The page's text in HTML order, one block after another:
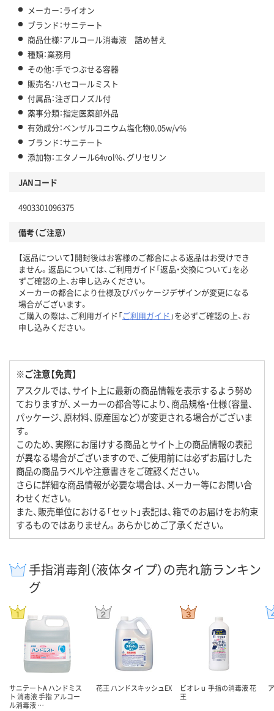
メーカー：ライオン
ブランド：サニテート
商品仕様：アルコール消毒液 詰め替え
種類：業務用
その他：手でつぶせる容器
販売名：ハセコールミスト
付属品：注ぎ口ノズル付
薬事分類：指定医薬部外品
有効成分：ベンザルコニウム塩化物0.05w/v%
ブランド：サニテート
添加物：エタノール64vol%、グリセリン
JANコード
4903301096375
備考（ご注意）
【返品について】開封後はお客様のご都合による返品はお受けでき
ません。返品については、ご利用ガイド「返品・交換について」を必
ずご確認の上、お申し込みください。
メーカーの都合により仕様及びパッケージデザインが変更になる
場合がございます。
ご購入の際は、ご利用ガイド「ご利用ガイド 」を必ずご確認の上、お
申し込みください。
※ご注意【免責】
アスクルでは、サイト上に最新の商品情報を表示するよう努め
ておりますが、メーカーの都合等により、商品規格・仕様（容量、
パッケージ、原材料、原産国など）が変更される場合がございま
す。
このため、実際にお届けする商品とサイト上の商品情報の表記
が異なる場合がございますので、ご使用前には必ずお届けした
商品の商品ラベルや注意書きをご確認ください。
さらに詳細な商品情報が必要な場合は、メーカー等にお問い合
わせください。
また、販売単位における「セット」表記は、箱でのお届けをお約束
するものではありません。あらかじめご了承ください。
手指消毒剤（液体タイプ）の売れ筋ランキン
グ
サニテートA ハンドミス
ト 消毒液 手指 アルコー
ル消毒液 …
花王 ハンドスキッシュEX
ビオレｕ 手指の消毒液 花
王